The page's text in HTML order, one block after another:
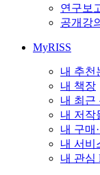
연구보
공개강
MyRISS
내 추천
내 책장
내 최근
내 저작
내 구매
내 서비
내 관심